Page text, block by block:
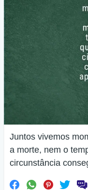
Juntos vivemos
a morte, nem o
circunstância